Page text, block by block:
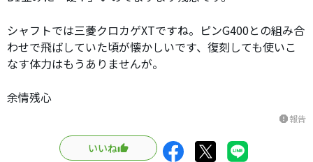
シャフトでは三菱クロカゲXTですね。ピンG400との組み合
わせで飛ばしていた頃が懐かしいです、復刻しても使いこ
なす体力はもうありませんが。
余情残心
report報告
いいね